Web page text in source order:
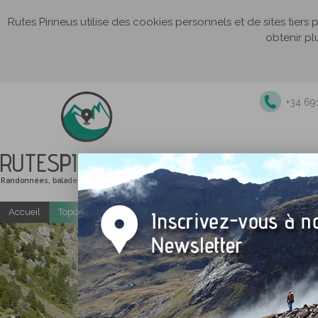
Rutes Pirineus utilise des cookies personnels et de sites
obtenir
RUTESPIRINEUS
Randonnées, balades et itinéraires de montagne
+34
Accueil Topo-guides gratuits Randonnées accompagnées